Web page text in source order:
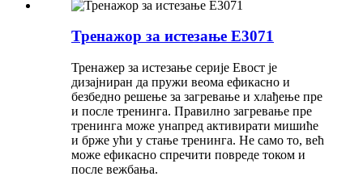
Тренажор за истезање E3071
Тренажер за истезање серије Евост је
дизајниран да пружи веома ефикасно и
безбедно решење за загревање и хлађење пре
и после тренинга. Правилно загревање пре
тренинга може унапред активирати мишиће
и брже ући у стање тренинга. Не само то, већ
може ефикасно спречити повреде током и
после вежбања.